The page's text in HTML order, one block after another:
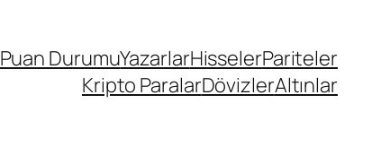
Puan DurumuYazarlarHisselerPariteler
Kripto ParalarDövizlerAltınlar